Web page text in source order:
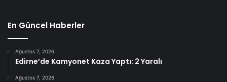
En Güncel Haberler
Ağustos 7, 2026
Edirne’de Kamyonet Kaza Yaptı: 2 Yaralı
Ağustos 7, 2026